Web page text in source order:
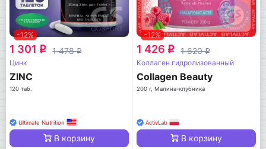
-12%
1 301 q 1 478q
Цинк
ZINC
120 таб.
Ultimate Nutrition
В корзину
-12%
1 426 q 1 620q
Коллаген гидролизованный
Collagen Beauty
200 г, Малина-клубника
ActivLab
В корзину